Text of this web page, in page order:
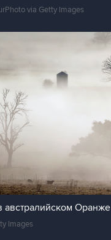
via Getty Images
австралийском Оранже
Images